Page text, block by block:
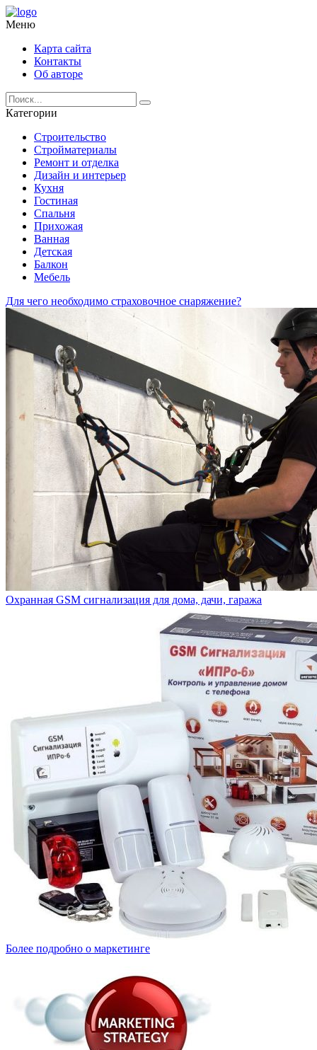
Меню
Карта сайта
Контакты
Об авторе
Категории
Строительство
Стройматериалы
Ремонт и отделка
Дизайн и интерьер
Кухня
Гостиная
Спальня
Прихожая
Ванная
Детская
Балкон
Мебель
Для чего необходимо страховочное снаряжение?
Охранная GSM сигнализация для дома, дачи, гаража
Более подробно о маркетинге